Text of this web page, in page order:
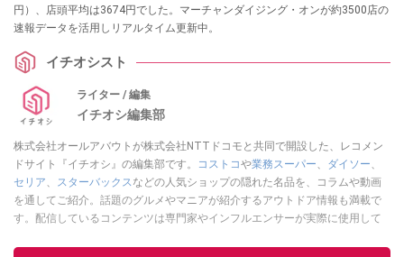
円）、店頭平均は3674円でした。マーチャンダイジング・オンが約3500店の
速報データを活用しリアルタイム更新中。
イチオシスト
ライター / 編集
イチオシ編集部
株式会社オールアバウトが株式会社NTTドコモと共同で開設した、レコメン
ドサイト『イチオシ』の編集部です。
コストコや業務スーパー、 ダイソー、
セリア、 スターバックスなどの人気ショップの隠れた名品を、コラムや動画
を通してご紹介。話題のグルメやマニアが紹介するアウトドア情報も満載で
す。配信しているコンテンツは専門家やインフルエンサーが実際に使用して
ニュースでフォロー